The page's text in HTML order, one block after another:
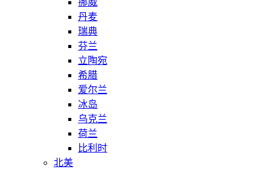
丹麦
瑞典
芬兰
立陶宛
希腊
爱尔兰
冰岛
乌克兰
荷兰
比利时
北美